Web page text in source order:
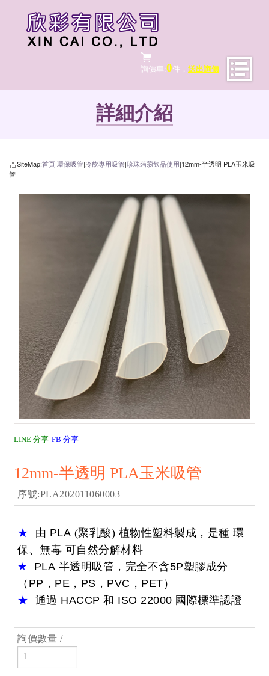
詢價車:0件， 送出詢價
詳細介紹
SiteMap:首頁|環保吸管|冷飲專用吸管|珍珠蒟蒻飲品使用|12mm-半透明 PLA玉米吸
管
LINE 分享 FB 分享
12mm-半透明 PLA玉米吸管
序號:PLA202011060003
★ 由 PLA (聚乳酸) 植物性塑料製成，是種 環
保、無毒 可自然分解材料
★ PLA 半透明吸管，完全不含5P塑膠成分
（PP，PE，PS，PVC，PET）
★ 通過 HACCP 和 ISO 22000 國際標準認證
詢價數量 /